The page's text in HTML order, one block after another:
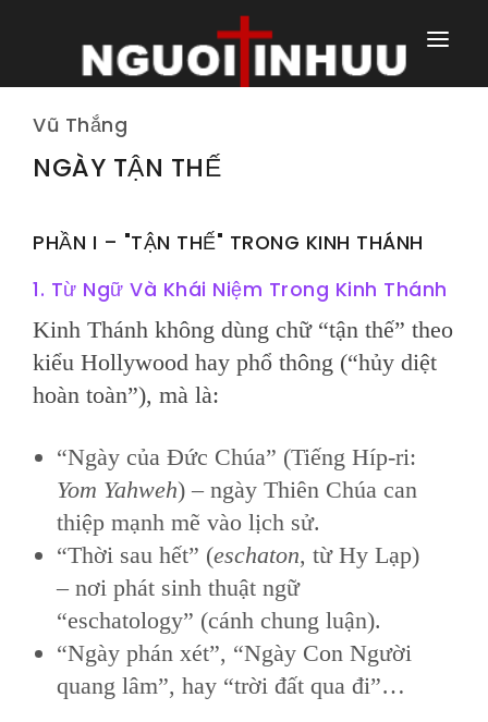
TRANG NHÀ
TRANG CHÍNH
TRANG NGOÀI
Vũ Thắng
NGÀY TẬN THẾ
PHẦN I – "TẬN THẾ" TRONG KINH THÁNH
1. Từ Ngữ Và Khái Niệm Trong Kinh Thánh
Kinh Thánh không dùng chữ “tận thế” theo
kiểu Hollywood hay phổ thông (“hủy diệt
hoàn toàn”), mà là:
“Ngày của Đức Chúa” (Tiếng Híp-ri:
Yom Yahweh) – ngày Thiên Chúa can
thiệp mạnh mẽ vào lịch sử.
“Thời sau hết” (eschaton, từ Hy Lạp)
– nơi phát sinh thuật ngữ
“eschatology” (cánh chung luận).
“Ngày phán xét”, “Ngày Con Người
quang lâm”, hay “trời đất qua đi”…